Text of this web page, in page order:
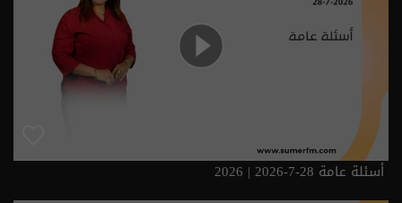
أسئلة عامة 28-7-2026 | 2026